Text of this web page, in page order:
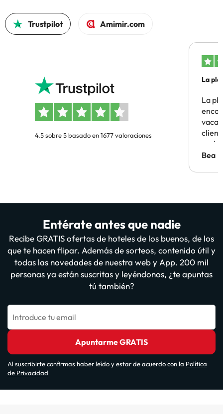
Trustpilot Amimir.com
4.5 sobre 5 basado en 1677 valoraciones
La
La
Bea
Entérate antes que nadie
Recibe GRATIS ofertas de hoteles de los buenos, de los
que te hacen flipar. Además de sorteos, contenido útil y
todas las novedades de nuestra web y App. 200 mil
personas ya están suscritas y leyéndonos, ¿te apuntas
tú también?
Introduce tu email
Apuntarme GRATIS
Al suscribirte confirmas haber leído y estar de acuerdo con la Política
de Privacidad